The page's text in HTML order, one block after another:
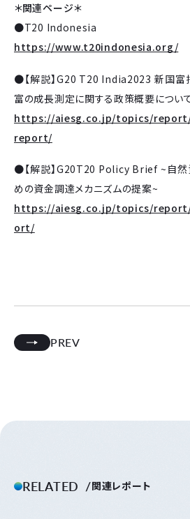
＊関連ページ＊
●T20 Indonesia
https://www.t20indonesia.org/
●【解説】G20 T20 India2023 新国富
富の成長測定に関する政策概要につい
https://aiesg.co.jp/topics/report/
report/
●【解説】G20T20 Policy Brief ~自然
めの資金調達メカニズムの提案~
https://aiesg.co.jp/topics/report/
ort/
PREV
RELATED 関連レポート